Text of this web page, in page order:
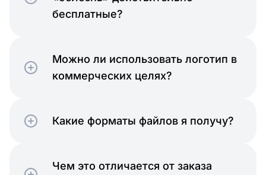
бесплатные?
Можно ли использовать логотип в
коммерческих целях?
Какие форматы файлов я получу?
Чем это отличается от заказа